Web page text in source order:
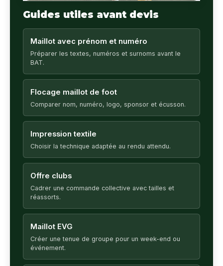
Guides utiles avant devis
Maillot avec prénom et numéro
Préparer les textes, numéros et surnoms avant le
BAT.
Flocage maillot de foot
Comparer nom, numéro, logo, sponsor et écusson.
Impression textile
Choisir la technique adaptée au rendu attendu.
Offre clubs
Cadrer une commande collective avec tailles et
réassorts.
Maillot EVG
Créer une tenue de groupe pour un week-end ou
événement.